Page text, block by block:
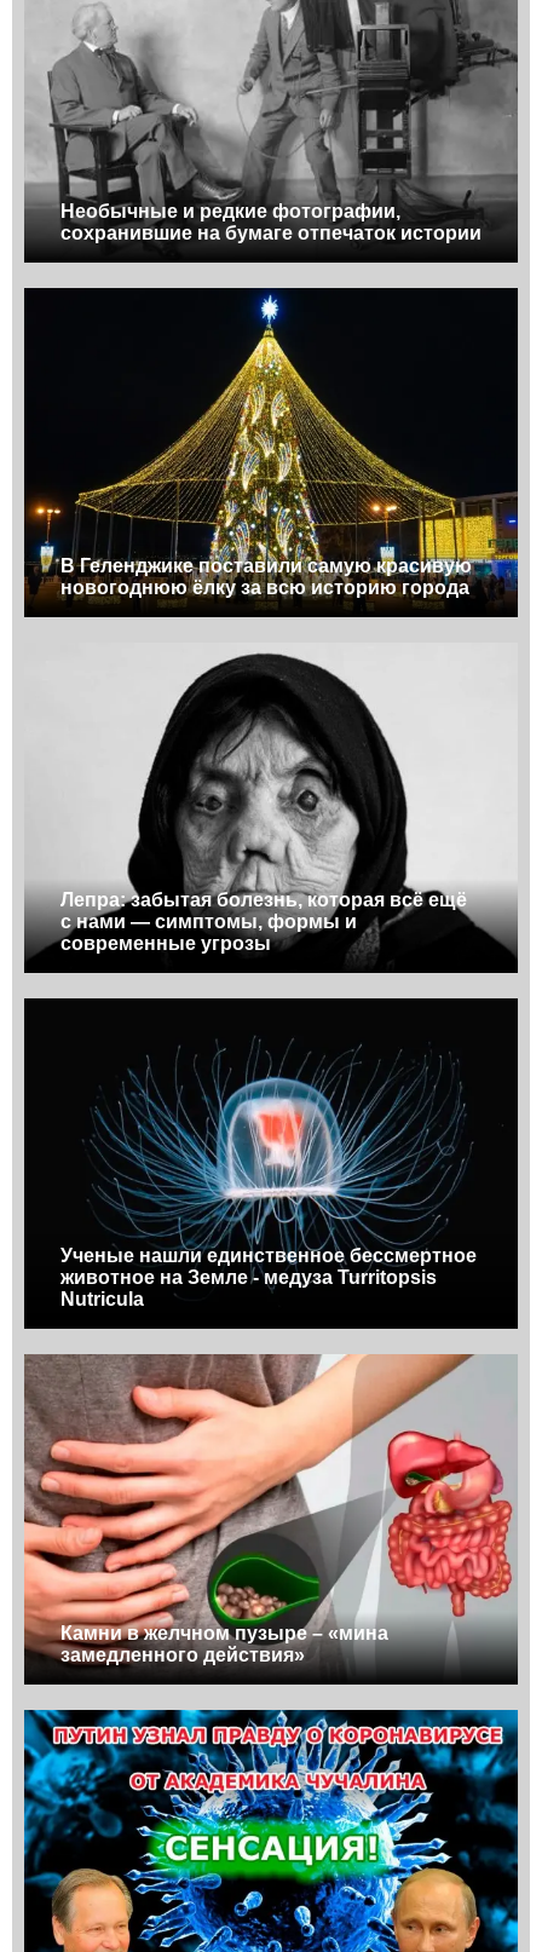
Необычные и редкие фотографии,
сохранившие на бумаге отпечаток истории
В Геленджике поставили самую красивую
новогоднюю ёлку за всю историю города
Лепра: забытая болезнь, которая всё ещё
с нами — симптомы, формы и
современные угрозы
Ученые нашли единственное бессмертное
животное на Земле - медуза Turritopsis
Nutricula
Камни в желчном пузыре – «мина
замедленного действия»